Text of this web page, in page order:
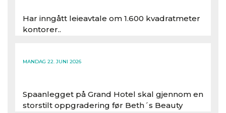
Har inngått leieavtale om 1.600 kvadratmeter
kontorer..
MANDAG 22. JUNI 2026
Spaanlegget på Grand Hotel skal gjennom en
storstilt oppgradering før Beth´s Beauty